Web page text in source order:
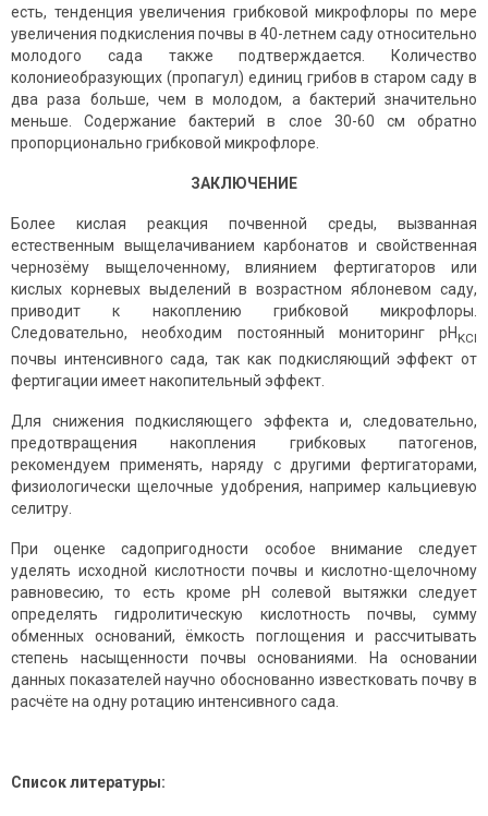
есть, тенденция увеличения грибковой микрофлоры по мере
увеличения подкисления почвы в 40-летнем саду относительно
молодого сада также подтверждается. Количество
колониеобразующих (пропагул) единиц грибов в старом саду в
два раза больше, чем в молодом, а бактерий значительно
меньше. Содержание бактерий в слое 30-60 см обратно
пропорционально грибковой микрофлоре.
ЗАКЛЮЧЕНИЕ
Более кислая реакция почвенной среды, вызванная
естественным выщелачиванием карбонатов и свойственная
чернозёму выщелоченному, влиянием фертигаторов или
кислых корневых выделений в возрастном яблоневом саду,
приводит к накоплению грибковой микрофлоры.
Следовательно, необходим постоянный мониторинг pHKCI
почвы интенсивного сада, так как подкисляющий эффект от
фертигации имеет накопительный эффект.
Для снижения подкисляющего эффекта и, следовательно,
предотвращения накопления грибковых патогенов,
рекомендуем применять, наряду с другими фертигаторами,
физиологически щелочные удобрения, например кальциевую
селитру.
При оценке садопригодности особое внимание следует
уделять исходной кислотности почвы и кислотно-щелочному
равновесию, то есть кроме рН солевой вытяжки следует
определять гидролитическую кислотность почвы, сумму
обменных оснований, ёмкость поглощения и рассчитывать
степень насыщенности почвы основаниями. На основании
данных показателей научно обоснованно известковать почву в
расчёте на одну ротацию интенсивного сада.
Список литературы: